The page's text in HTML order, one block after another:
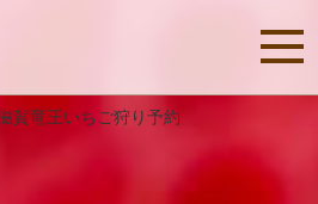
賀竜王いちご狩り予約